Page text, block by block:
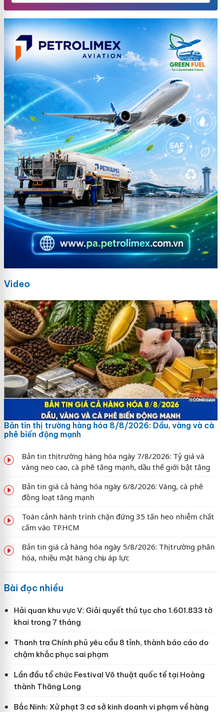
Video
Bản tin thị trường hàng hóa 8/8/2026: Dầu, vàng và cà
phê biến động mạnh
Bản tin thị trường hàng hóa ngày 7/8/2026: Tỷ giá và
vàng neo cao, cà phê tăng mạnh, dầu thế giới bật tăng
Bản tin giá cả hàng hóa ngày 6/8/2026: Vàng, cà phê
đồng loạt tăng mạnh
Toàn cảnh hành trình chặn đứng 35 tấn heo nhiễm chất
cấm vào TP.HCM
Bản tin giá cả hàng hóa ngày 5/8/2026: Thị trường phân
hóa, nhiều mặt hàng chịu áp lực
Bài đọc nhiều
Hải quan khu vực V: Giải quyết thủ tục cho 1.601.833 tờ
khai trong 7 tháng
Thanh tra Chính phủ yêu cầu 8 tỉnh, thành báo cáo do
chậm khắc phục sai phạm
Lần đầu tổ chức Festival Võ thuật quốc tế tại Hoàng
thành Thăng Long
Bắc Ninh: Xử phạt 3 cơ sở kinh doanh vi phạm về hàng